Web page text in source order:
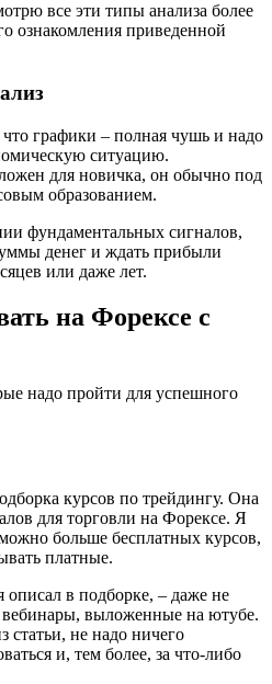
все эти типы анализа более
ознакомления приведенной
графики – полная чушь и надо
ситуацию.
для новичка, он обычно под
образованием.
фундаментальных сигналов,
денег и ждать прибыли
или даже лет.
на Форексе с
надо пройти для успешного
курсов по трейдингу. Она
для торговли на Форексе. Я
больше бесплатных курсов,
платные.
в подборке, – даже не
выложенные на ютубе.
не надо ничего
и, тем более, за что-либо